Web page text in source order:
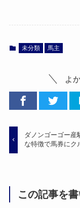
未分類 馬主
よ
ダノンゴーゴー産
な特徴で馬券にク
この記事を